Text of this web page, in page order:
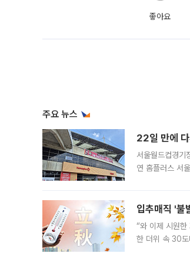
좋아요
주요 뉴스
22일 만에
서울월드컵경
연 홈플러스 서
입추매직 '불
“와 이제 시원
한 더위 속 30도